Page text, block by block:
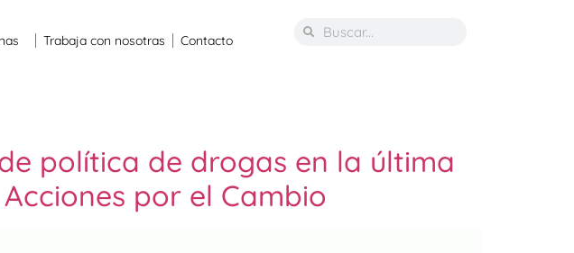
Trabaja con nosotras Contacto
política de drogas en la última
por el Cambio